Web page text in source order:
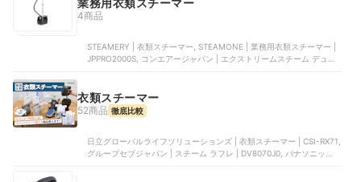
業務用衣類スチーマー
4商品
STEAMERY | 衣類スチーマー, STEAMONE | 業務用衣類スチーマー |
JPPRO2000S, コンエアージャパン | エクストリームスチーム デュア
衣類スチーマー
52商品 徹底比較
日立グローバルライフソリューションズ | 衣類スチーマー | CSI-RX71,
グループセブジャパン | スチーム ラフレ | DV8070J0, パナソニック |